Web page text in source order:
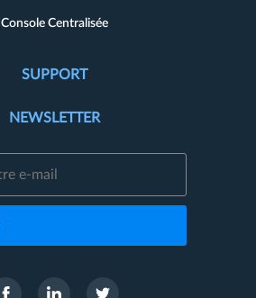
Console Centralisée
SUPPORT
NEWSLETTER